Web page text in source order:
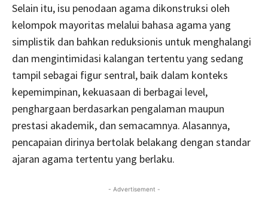
Selain itu, isu penodaan agama dikonstruksi oleh
kelompok mayoritas melalui bahasa agama yang
simplistik dan bahkan reduksionis untuk menghalangi
dan mengintimidasi kalangan tertentu yang sedang
tampil sebagai figur sentral, baik dalam konteks
kepemimpinan, kekuasaan di berbagai level,
penghargaan berdasarkan pengalaman maupun
prestasi akademik, dan semacamnya. Alasannya,
pencapaian dirinya bertolak belakang dengan standar
ajaran agama tertentu yang berlaku.
- Advertisement -